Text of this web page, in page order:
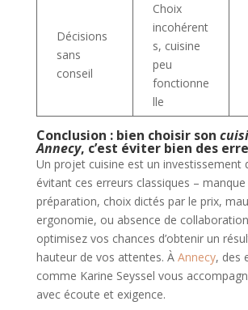
Décisions
sans
conseil
Choix
incohérent
s, cuisine
peu
fonctionne
lle
Conclusion : bien choisir son
Annecy, c’est éviter bien des
Un projet cuisine est un investissement
évitant ces erreurs classiques – manque
préparation, choix dictés par le prix,
ergonomie, ou absence de
optimisez vos chances d’obtenir un
hauteur de vos attentes. À Annecy, des
comme Karine Seyssel vous
avec écoute et exigence.